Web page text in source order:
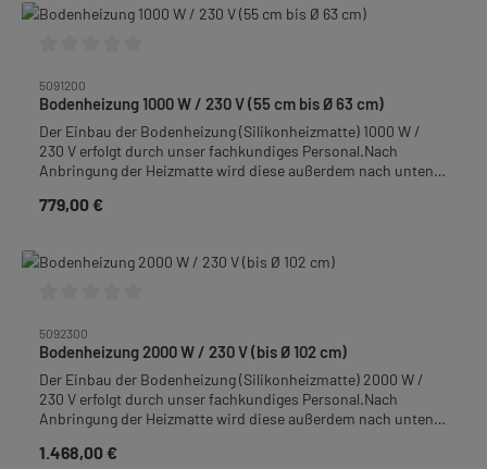
5091200
Bodenheizung 1000 W / 230 V (55 cm bis Ø 63 cm)
Der Einbau der Bodenheizung (Silikonheizmatte) 1000 W /
230 V erfolgt durch unser fachkundiges Personal.Nach
Anbringung der Heizmatte wird diese außerdem nach unten
Wärmeverlust zu vermeiden.Bodenheizung thermostatisch
Regulärer Preis:
779,00 €
5092300
Bodenheizung 2000 W / 230 V (bis Ø 102 cm)
Der Einbau der Bodenheizung (Silikonheizmatte) 2000 W /
230 V erfolgt durch unser fachkundiges Personal.Nach
Anbringung der Heizmatte wird diese außerdem nach unten
Wärmeverlust zu vermeiden.Bodenheizung thermostatisch
Regulärer Preis:
1.468,00 €